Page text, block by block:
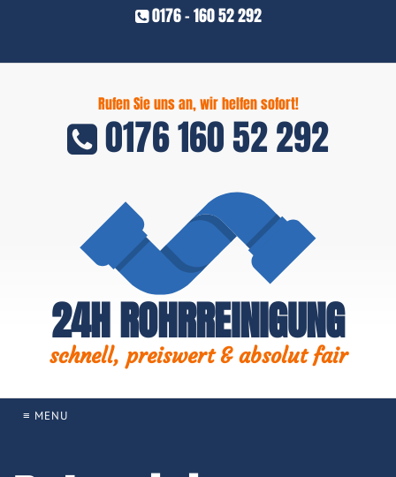
0176 - 160 52 292
Rufen Sie uns an, wir helfen sofort!
0176 160 52 292
24H ROHRREINIGUNG
schnell, preiswert & absolut fair
≡ MENU